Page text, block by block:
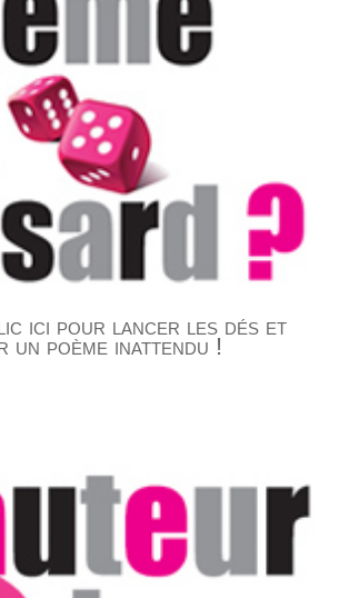
ici pour lancer les dés et
poème inattendu !